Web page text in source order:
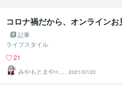
コロナ禍だから、オンラインお
記事
ライフスタイル
21
みやもとまや⭐悩
み相談
2021/07/20